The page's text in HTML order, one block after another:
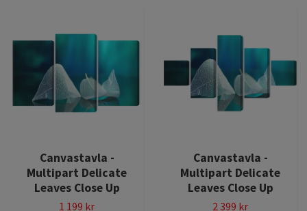
Canvastavla -
Multipart Delicate
Leaves Close Up
1 199 kr
Canvastavla -
Multipart Delicate
Leaves Close Up
2 399 kr